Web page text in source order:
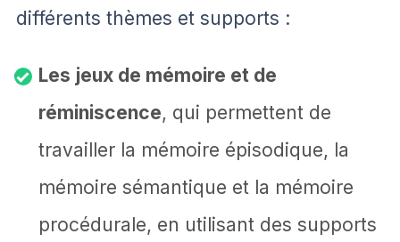
différents thèmes et supports :
Les jeux de mémoire et de
réminiscence, qui permettent de
travailler la mémoire épisodique, la
mémoire sémantique et la mémoire
procédurale, en utilisant des supports